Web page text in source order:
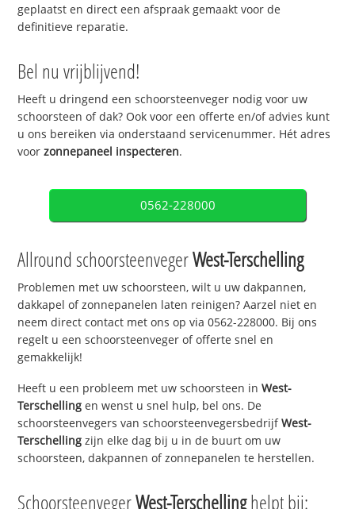
geplaatst en direct een afspraak gemaakt voor de
definitieve reparatie.
Bel nu vrijblijvend!
Heeft u dringend een schoorsteenveger nodig voor uw
schoorsteen of dak? Ook voor een offerte en/of advies kunt
u ons bereiken via onderstaand servicenummer. Hét adres
voorzonnepaneel inspecteren.
0562-228000
Allround schoorsteenvegerWest-Terschelling
Problemen met uw schoorsteen, wilt u uw dakpannen,
dakkapel of zonnepanelen laten reinigen? Aarzel niet en
neem direct contact met ons op via 0562-228000. Bij ons
regelt u een schoorsteenveger of offerte snel en
gemakkelijk!
Heeft u een probleem met uw schoorsteen inWest-
Terschelling en wenst u snel hulp, bel ons. De
schoorsteenvegers van schoorsteenvegersbedrijfWest-
Terschelling zijn elke dag bij u in de buurt om uw
schoorsteen, dakpannen of zonnepanelen te herstellen.
SchoorsteenvegerWest-Terschellinghelpt bij: